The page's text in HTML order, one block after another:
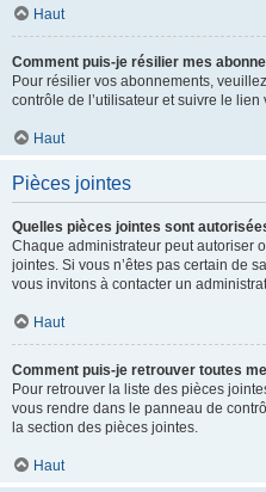
Haut
Comment puis-je résilier mes
Pour résilier vos abonnements,
contrôle de l’utilisateur et suivre le
Haut
Pièces jointes
Quelles pièces jointes sont
Chaque administrateur peut autoriser
jointes. Si vous n’êtes pas certain de
vous invitons à contacter un
Haut
Comment puis-je retrouver toutes
Pour retrouver la liste des pièces
vous rendre dans le panneau de
la section des pièces jointes.
Haut